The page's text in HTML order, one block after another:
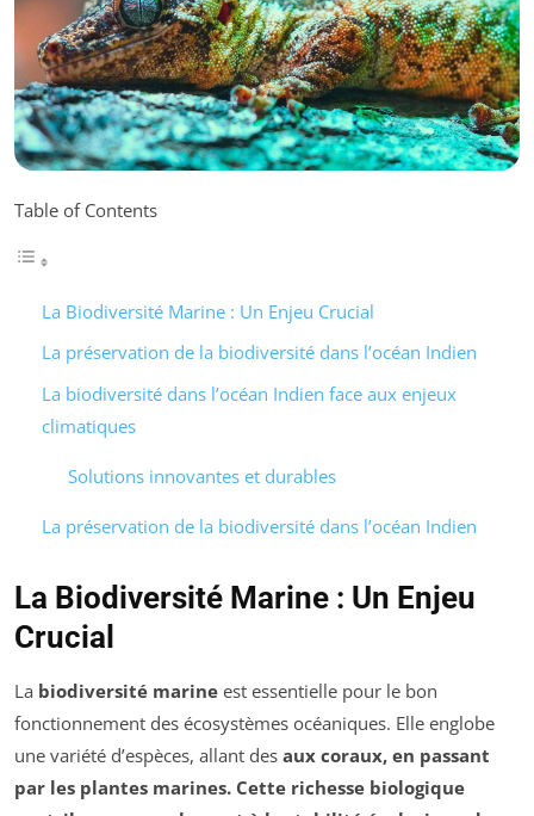
Table of Contents
La Biodiversité Marine : Un Enjeu Crucial
La préservation de la biodiversité dans l’océan Indien
La biodiversité dans l’océan Indien face aux enjeux
climatiques
Solutions innovantes et durables
La préservation de la biodiversité dans l’océan Indien
La Biodiversité Marine : Un Enjeu
Crucial
La biodiversité marine est essentielle pour le bon
fonctionnement des écosystèmes océaniques. Elle englobe
une variété d’espèces, allant des aux coraux, en passant
par les plantes marines. Cette richesse biologique